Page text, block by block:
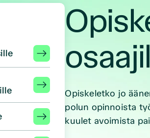
Opiskeletko jo
polun opinnoista
kuulet avoimista